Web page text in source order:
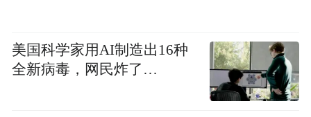
美国科学家用AI制造出16种
全新病毒，网民炸了…